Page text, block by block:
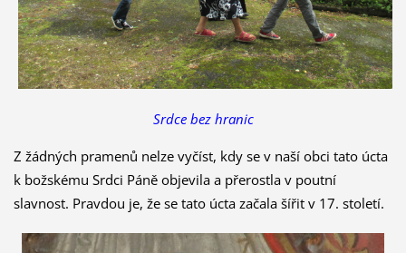
Srdce bez hranic
Z žádných pramenů nelze vyčíst, kdy se v naší obci tato úcta
k božskému Srdci Páně objevila a přerostla v poutní
slavnost. Pravdou je, že se tato úcta začala šířit v 17. století.